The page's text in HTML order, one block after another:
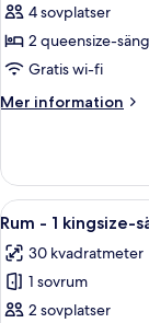
Rum
-
2
sängar
4 sovplatser
2 queensize-
Gratis wi-fi
Mer information
Mer
-
queensize-
Öppna
alla
foton
för
Rum
6
Rum - 1 kingsize-
30 kvadratmeter
1 sovrum
2 sovplatser